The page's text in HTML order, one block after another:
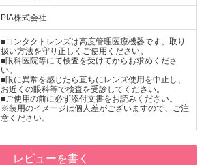
PIA株式会社
■コンタクトレンズは高度管理医療機器です。取り
扱い方法を守り正しくご使用ください。
■眼科医院等にて検査を受けてからお求めくださ
い。
■眼に異常を感じたら直ちにレンズ使用を中止し、
お近くの眼科等で検査を受診してください。
■ご使用の前に必ず添付文書をお読みください。
※装用のイメージは個人差がございますので、ご注
意ください。
レビューを書く